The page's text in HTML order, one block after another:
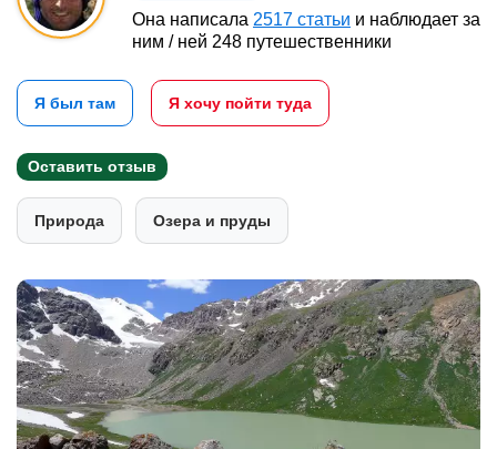
Она написала 2517 статьи и наблюдает за
ним / ней 248 путешественники
Я был там Я хочу пойти туда
Оставить отзыв
Природа Озера и пруды